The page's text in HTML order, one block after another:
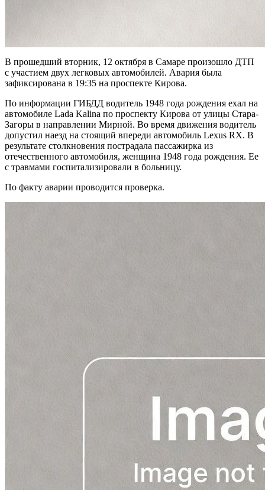
В прошедший вторник, 12 октября в Самаре произошло ДТП
с участием двух легковых автомобилей. Авария была
зафиксирована в 19:35 на проспекте Кирова.
По информации ГИБДД водитель 1948 года рождения ехал на
автомобиле Lada Kalina по проспекту Кирова от улицы Стара-
Загоры в направлении Мирной. Во время движения водитель
допустил наезд на стоящий впереди автомобиль Lexus RX. В
результате столкновения пострадала пассажирка из
отечественного автомобиля, женщина 1948 года рождения. Ее
с травмами госпитализировали в больницу.
По факту аварии проводится проверка.